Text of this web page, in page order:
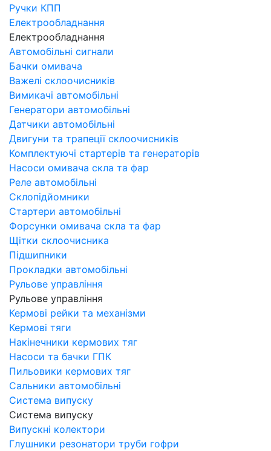
Ручки КПП
Електрообладнання
Електрообладнання
Автомобільні сигнали
Бачки омивача
Важелі склоочисників
Вимикачі автомобільні
Генератори автомобільні
Датчики автомобільні
Двигуни та трапеції склоочисників
Комплектуючі стартерів та генераторів
Насоси омивача скла та фар
Реле автомобільні
Склопідйомники
Стартери автомобільні
Форсунки омивача скла та фар
Щітки склоочисника
Підшипники
Прокладки автомобільні
Рульове управління
Рульове управління
Кермові рейки та механізми
Кермові тяги
Накінечники кермових тяг
Насоси та бачки ГПК
Пильовики кермових тяг
Сальники автомобільні
Система випуску
Система випуску
Випускні колектори
Глушники резонатори труби гофри